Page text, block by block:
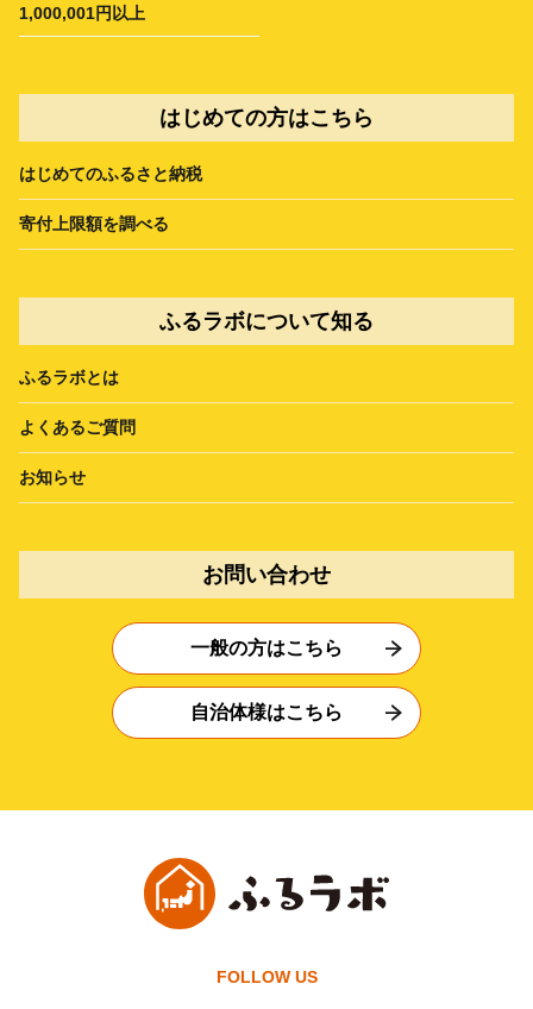
1,000,001円以上
はじめての方はこちら
はじめてのふるさと納税
寄付上限額を調べる
ふるラボについて知る
ふるラボとは
よくあるご質問
お知らせ
お問い合わせ
一般の方はこちら
自治体様はこちら
FOLLOW US